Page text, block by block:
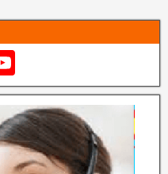
o
u
T
u